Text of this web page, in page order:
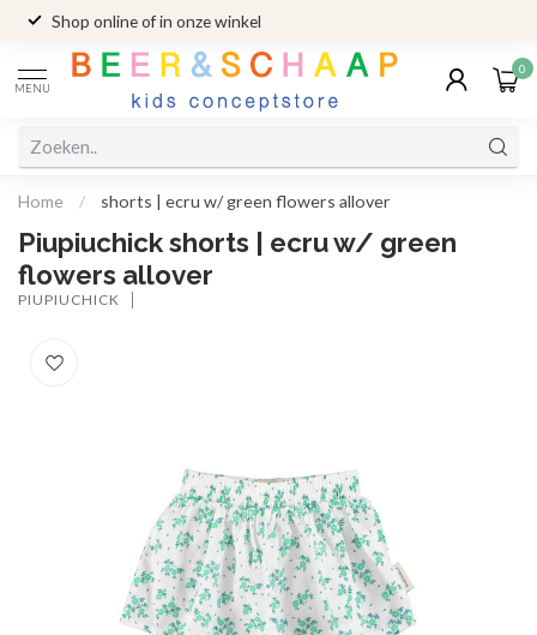
Shop online of in onze winkel
MENU
0
Home / shorts | ecru w/ green flowers allover
Piupiuchick shorts | ecru w/ green
flowers allover
PIUPIUCHICK